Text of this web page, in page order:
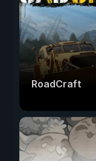
RoadCraft